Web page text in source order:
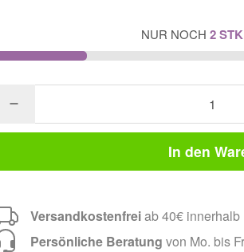
NUR NOCH 2 STK
In den
Versandkostenfreiab 40€
Persönliche Beratung von Mo. bis